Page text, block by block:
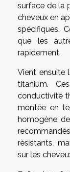
surface de la
cheveux en
spécifiques.
que les
rapidement.
Vient ensuite
titanium.
conductivité
montée en
homogène
résistants,
sur les